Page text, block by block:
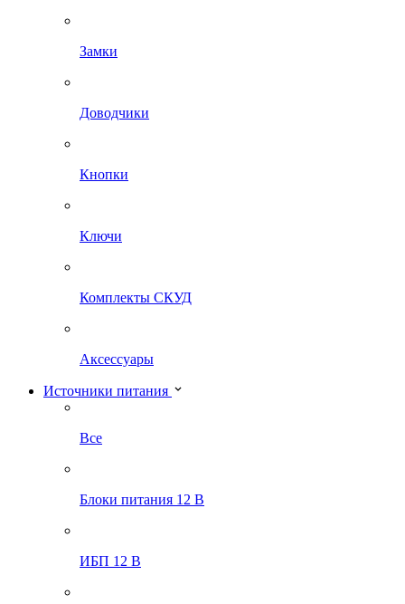
Замки
Доводчики
Кнопки
Ключи
Комплекты СКУД
Аксессуары
Источники питания
Все
Блоки питания 12 В
ИБП 12 В